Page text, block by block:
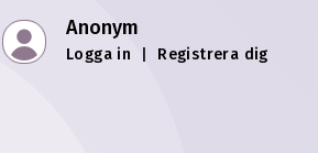
Anonym
Logga in Registrera dig